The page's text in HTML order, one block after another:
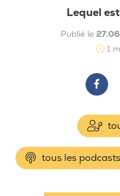
Lequel
Publié le
1
tous les podcasts